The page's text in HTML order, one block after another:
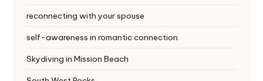
reconnecting with your spouse
self-awareness in romantic connection
Skydiving in Mission Beach